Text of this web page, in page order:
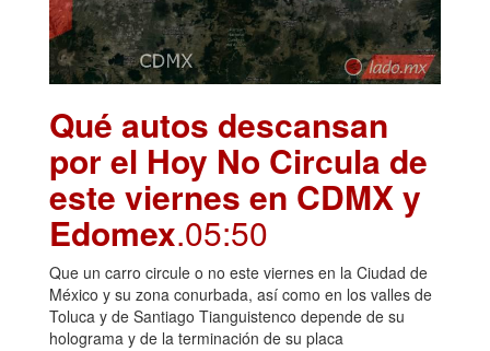
Qué autos descansan
por el Hoy No Circula de
este viernes en CDMX y
Edomex.05:50
Que un carro circule o no este viernes en la Ciudad de
México y su zona conurbada, así como en los valles de
Toluca y de Santiago Tianguistenco depende de su
holograma y de la terminación de su placa